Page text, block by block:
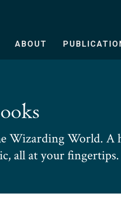
ABOUT
Wizarding World. A
all at your fingertips.